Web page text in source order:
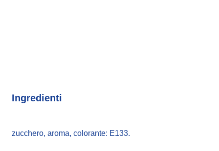
Ingredienti
zucchero, aroma, colorante: E133.